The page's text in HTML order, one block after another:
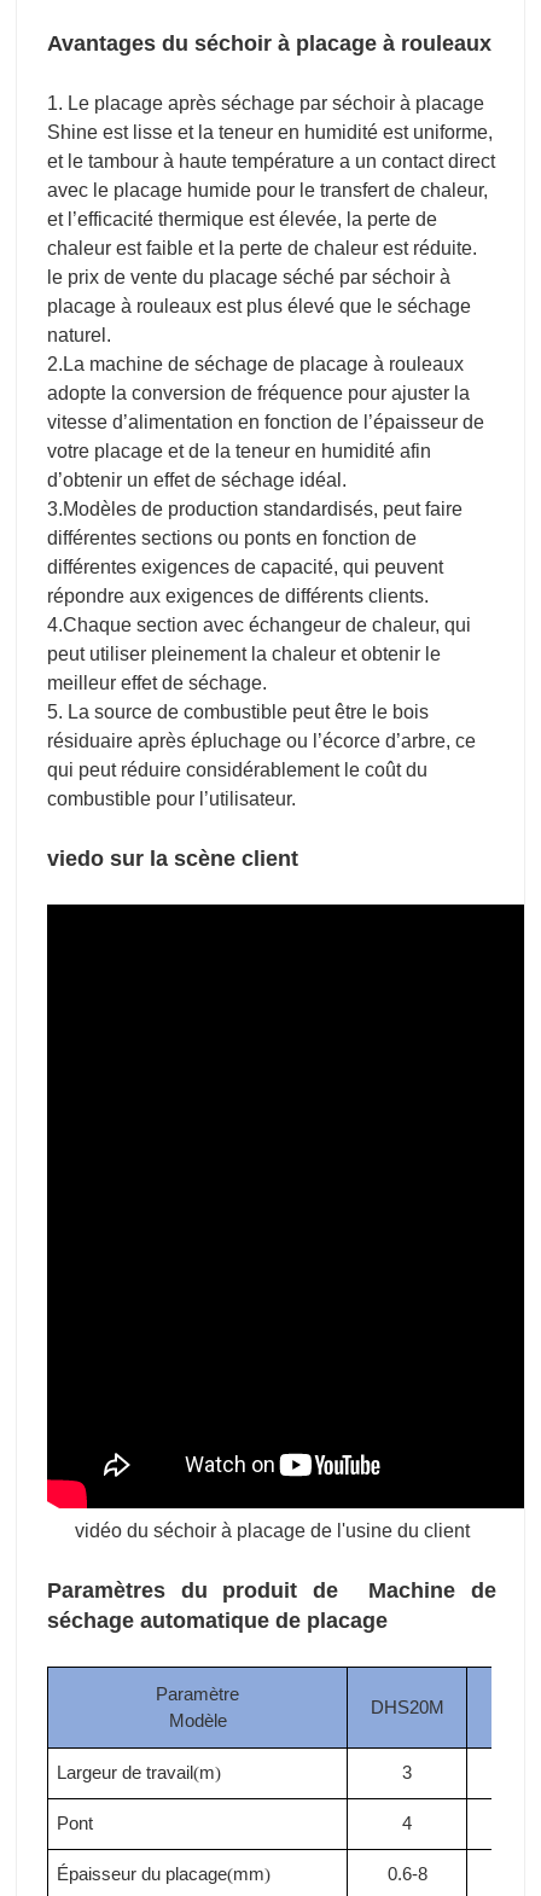
Avantages du séchoir à placage à rouleaux
1. Le placage après séchage par séchoir à placage
Shine est lisse et la teneur en humidité est uniforme,
et le tambour à haute température a un contact direct
avec le placage humide pour le transfert de chaleur,
et l’efficacité thermique est élevée, la perte de
chaleur est faible et la perte de chaleur est réduite.
le prix de vente du placage séché par séchoir à
placage à rouleaux est plus élevé que le séchage
naturel.
2.La machine de séchage de placage à rouleaux
adopte la conversion de fréquence pour ajuster la
vitesse d’alimentation en fonction de l’épaisseur de
votre placage et de la teneur en humidité afin
d’obtenir un effet de séchage idéal.
3.Modèles de production standardisés, peut faire
différentes sections ou ponts en fonction de
différentes exigences de capacité, qui peuvent
répondre aux exigences de différents clients.
4.Chaque section avec échangeur de chaleur, qui
peut utiliser pleinement la chaleur et obtenir le
meilleur effet de séchage.
5. La source de combustible peut être le bois
résiduaire après épluchage ou l’écorce d’arbre, ce
qui peut réduire considérablement le coût du
combustible pour l’utilisateur.
viedo sur la scène client
vidéo du séchoir à placage de l'usine du client
Paramètres du produit de Machine de
séchage automatique de placage
Paramètre
Modèle
DHS20M
Largeur de travail(m) 3
Pont 4
Épaisseur du placage(mm) 0.6-8